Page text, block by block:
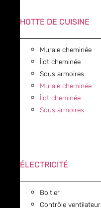
HOTTE DE CUISINE
Murale cheminée
Îlot cheminée
Sous armoires
Murale cheminée
Îlot cheminée
Sous armoires
ÉLECTRICITÉ
Boitier
Contrôle ventilateur